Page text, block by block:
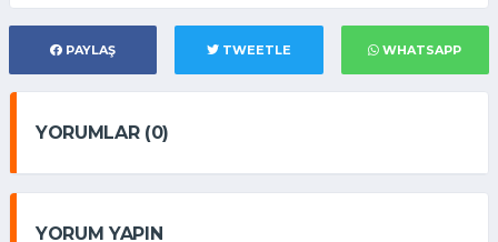
PAYLAŞ TWEETLE WHATSAPP
YORUMLAR (0)
YORUM YAPIN